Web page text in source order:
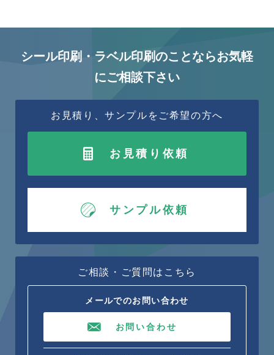
シール印刷・ラベル印刷のことならお気軽
にご相談下さい
お見積り、サンプルをご希望の方へ
お見積り依頼
サンプル依頼
ご相談・ご質問はこちら
メールでのお問い合わせ
お問い合わせ